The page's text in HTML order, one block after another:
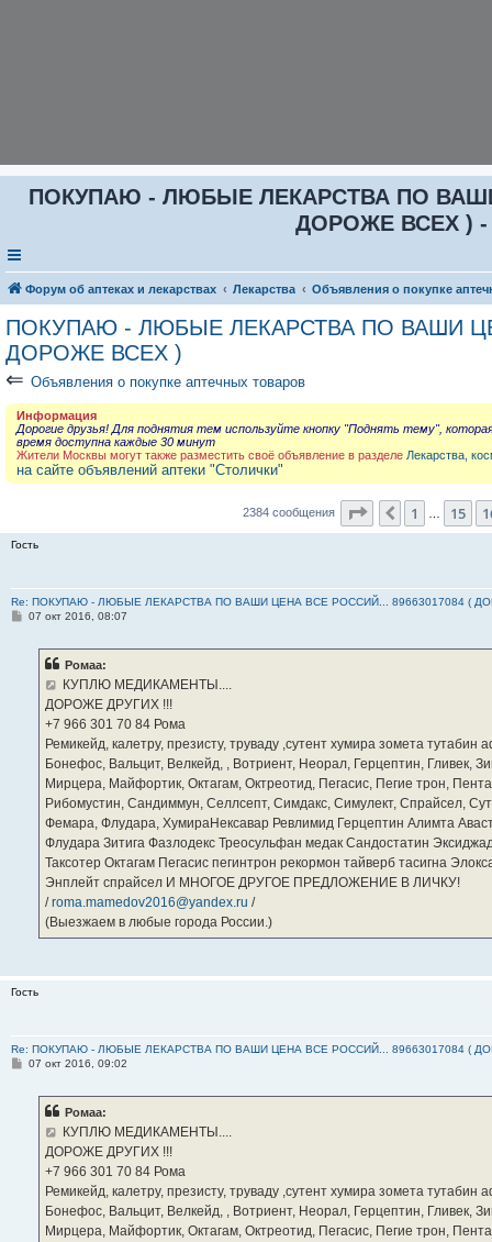
ПОКУПАЮ - ЛЮБЫЕ ЛЕКАРСТВА ПО ВАШИ
ДОРОЖЕ ВСЕХ ) -
Форум об аптеках и лекарствах Лекарства Объявления о покупке
ПОКУПАЮ - ЛЮБЫЕ ЛЕКАРСТВА ПО ВАШИ
ДОРОЖЕ ВСЕХ )
⇐ Объявления о покупке аптечных товаров
Информация
Дорогие друзья! Для поднятия тем используйте кнопку "Поднять тему",
время доступна каждые 30 минут
Жители Москвы могут также разместить своё объявление в разделе Лекарства,
на сайте объявлений аптеки "Столички"
2384 сообщения Страница 17из
Пред.
1 15
Гость
Re: ПОКУПАЮ - ЛЮБЫЕ ЛЕКАРСТВА ПО ВАШИ ЦЕНА ВСЕ РОССИЙ... 89663017084 (
С07 окт 2016, 08:07
Ромаа:
КУПЛЮ МЕДИКАМЕНТЫ....
ДОРОЖЕ ДРУГИХ !!!
‪+7 966 301 70 84‬ Рома
Ремикейд, калетру, презисту, труваду ,сутент хумира зомета
Бонефос, Вальцит, Велкейд, , Вотриент, Неорал, Герцептин, Гливек,
Мирцера, Майфортик, Октагам, Октреотид, Пегасис, Пегие трон,
Рибомустин, Сандиммун, Селлсепт, Симдакс, Симулект, Спрайсел,
Фемара, Флудара, ХумираНексавар Ревлимид Герцептин Алимта
Флудара Зитига Фазлодекс Треосульфан медак Сандостатин
Таксотер Октагам Пегасис пегинтрон рекормон тайверб тасигна
Энплейт спрайсел И МНОГОЕ ДРУГОЕ ПРЕДЛОЖЕНИЕ В ЛИЧКУ!
/roma.mamedov2016@yandex.ru /
(Выезжаем в любые города России.)
Гость
Re: ПОКУПАЮ - ЛЮБЫЕ ЛЕКАРСТВА ПО ВАШИ ЦЕНА ВСЕ РОССИЙ... 89663017084 (
С07 окт 2016, 09:02
Ромаа:
КУПЛЮ МЕДИКАМЕНТЫ....
ДОРОЖЕ ДРУГИХ !!!
‪+7 966 301 70 84‬ Рома
Ремикейд, калетру, презисту, труваду ,сутент хумира зомета
Бонефос, Вальцит, Велкейд, , Вотриент, Неорал, Герцептин, Гливек,
Мирцера, Майфортик, Октагам, Октреотид, Пегасис, Пегие трон,